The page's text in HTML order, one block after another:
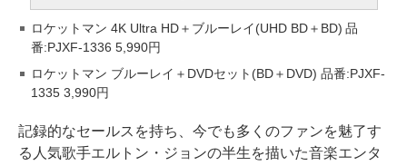
ロケットマン 4K Ultra HD＋ブルーレイ(UHD BD＋BD) 品
番:PJXF-1336 5,990円
ロケットマン ブルーレイ＋DVDセット(BD＋DVD) 品番:PJXF-
1335 3,990円
記録的なセールスを持ち、今でも多くのファンを魅了す
る人気歌手エルトン・ジョンの半生を描いた音楽エンタ